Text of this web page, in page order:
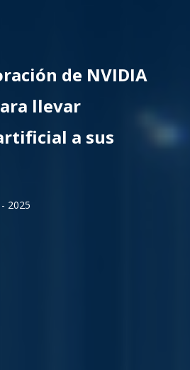
de NVIDIA
llevar
a sus
2025